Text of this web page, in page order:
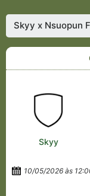
Skyy x Nsuopun
Skyy
10/05/2026 às